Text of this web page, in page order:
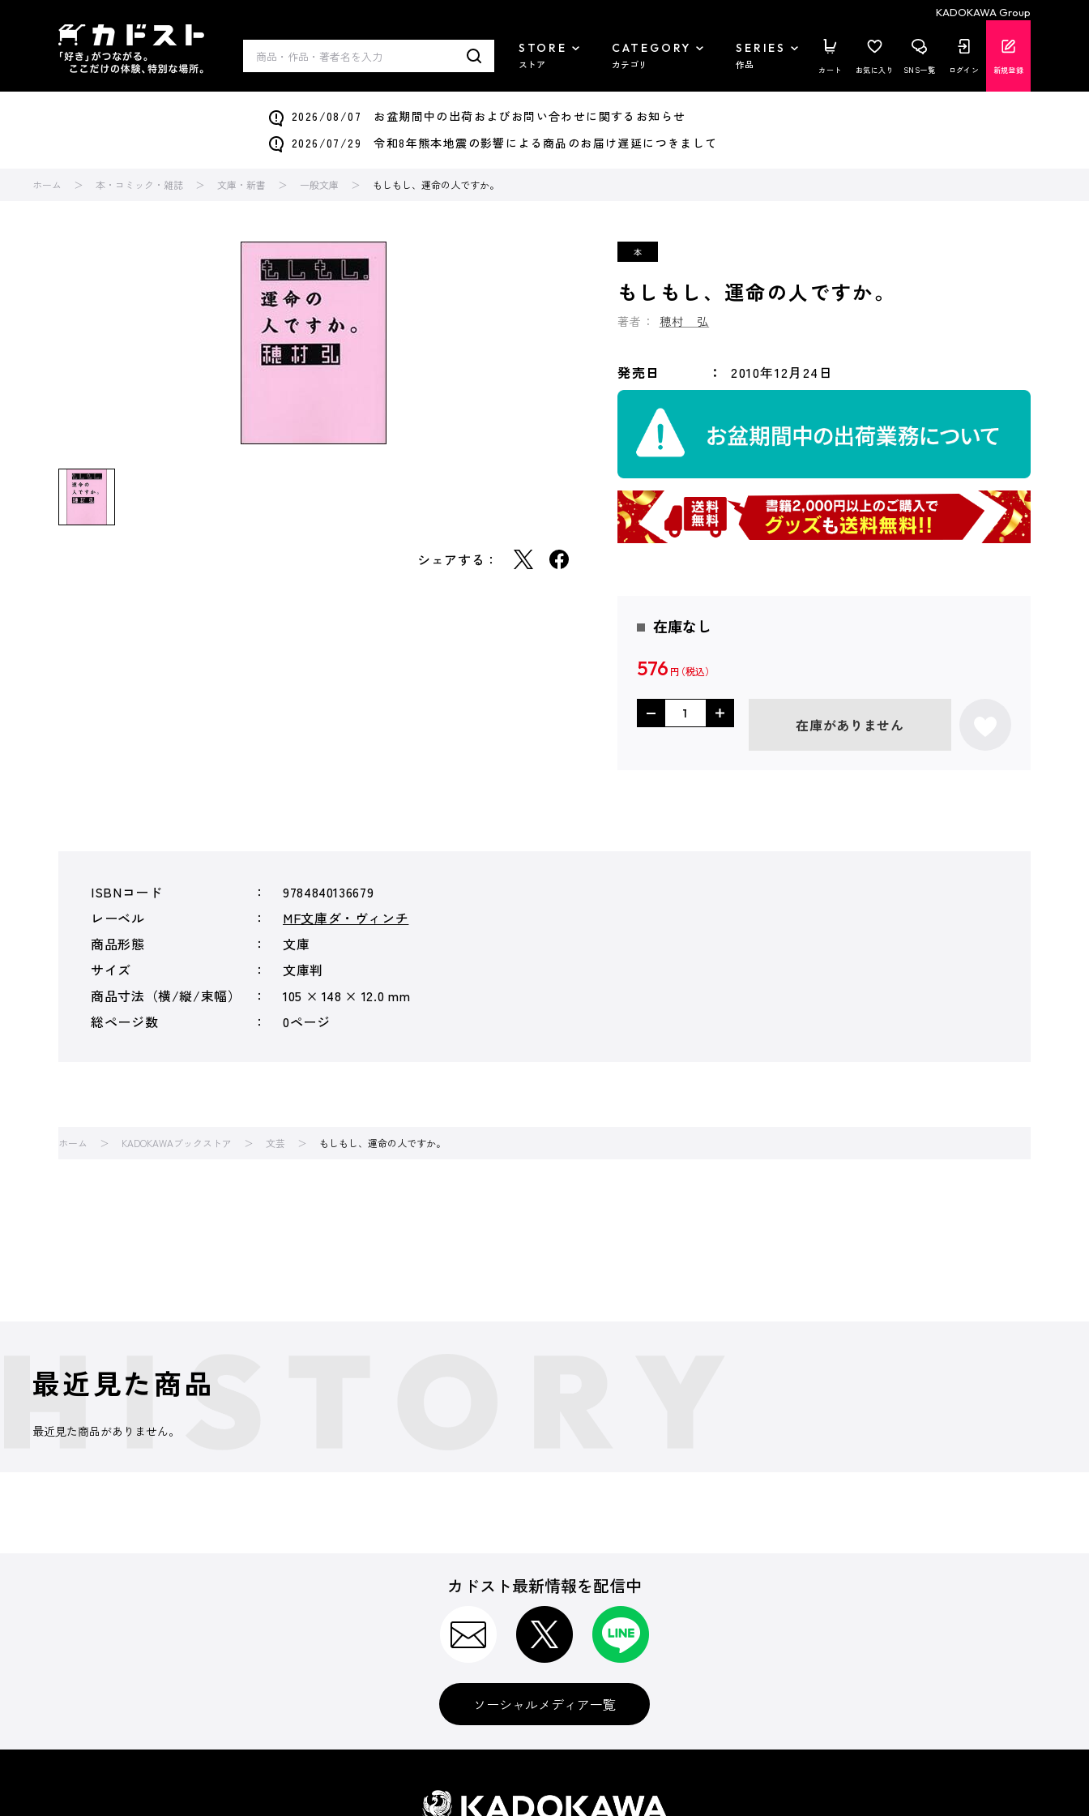
KADOKAWA Group
STORE
ストア
CATEGORY
カテゴリ
SERIES
作品 カート お気に入り SNS一覧 ログイン 新規登録
2026/08/07 お盆期間中の出荷およびお問い合わせに関するお知らせ
2026/07/29 令和8年熊本地震の影響による商品のお届け遅延につきまして
ホーム 本・コミック・雑誌 文庫・新書 一般文庫 もしもし、運命の人ですか。
シェアする：
もしもし、運命の人ですか。
著者： 穂村 弘
発売日 2010年12月24日
在庫なし
576 円
在庫がありません
ISBNコード
9784840136679
レーベル
MF文庫ダ・ヴィンチ
商品形態
文庫
サイズ
文庫判
商品寸法（横/縦/束幅）
105 × 148 × 12.0 mm
総ページ数
0ページ
ホーム KADOKAWAブックストア 文芸 もしもし、運命の人ですか。
最近見た商品
最近見た商品がありません。
カドスト最新情報を配信中
ソーシャルメディア一覧